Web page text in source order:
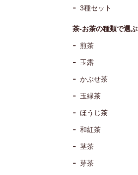
3種セット
茶-お茶の種類で選ぶ
煎茶
玉露
かぶせ茶
玉緑茶
ほうじ茶
和紅茶
茎茶
芽茶